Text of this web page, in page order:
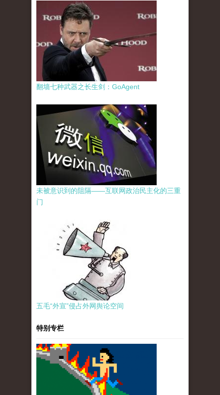
翻墙七种武器之长生剑：GoAgent
未被意识到的阻隔——互联网政治民主化的三重
门
五毛“外宣”侵占外网舆论空间
特别专栏